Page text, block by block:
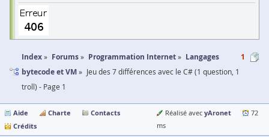
Index Forums Programmation Internet
Langages
bytecode et VM
Jeu des 7 différences avec le C# (1 question, 1
troll) - Page 1
1
Aide Charte
Contacts
Crédits
Réalisé avec yAronet
72
ms